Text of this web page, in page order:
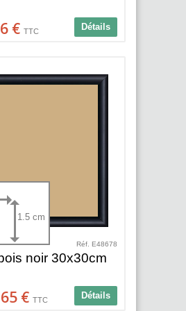
Détails
€ TTC
1.5 cm
Réf. E48678
noir 30x30cm
Détails
€ TTC